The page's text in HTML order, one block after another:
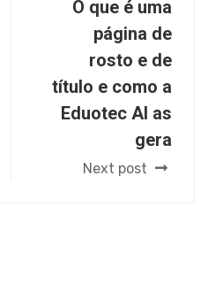
O que é uma
página de
rosto e de
título e como a
Eduotec AI as
gera
Next post